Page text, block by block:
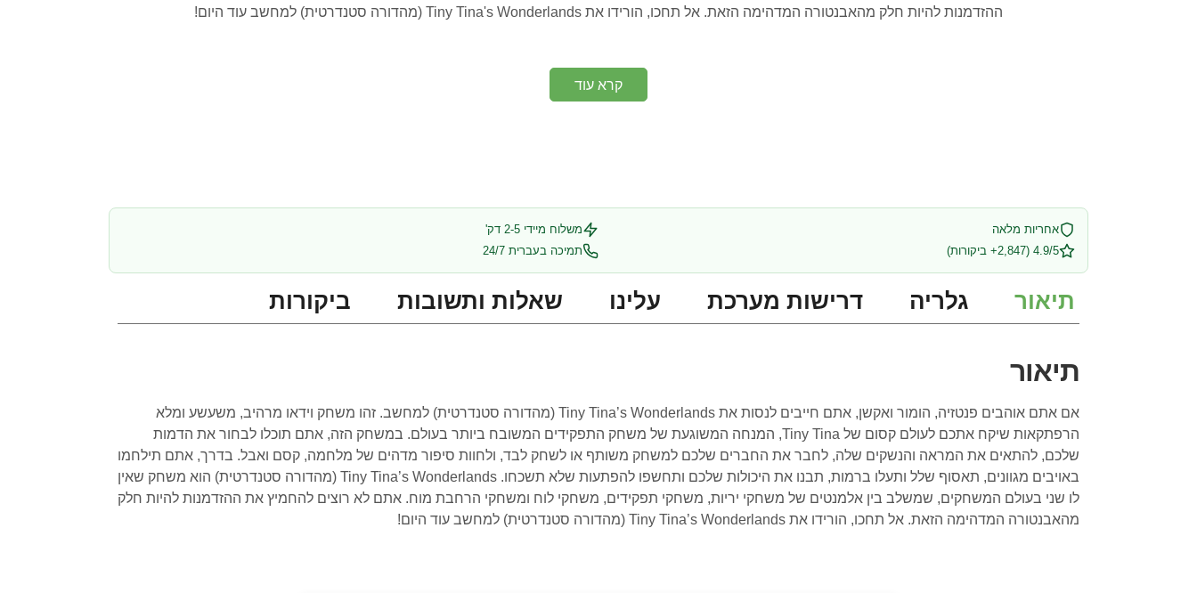
ההזדמנות להיות חלק מהאבנטורה המדהימה הזאת. אל תחכו, הורידו את Tiny Tina's Wonderlands (מהדורה סטנדרטית) למחשב עוד היום!
קרא עוד
אחריות מלאה
משלוח מיידי 2-5 דק'
4.9/5 (2,847+ ביקורות)
תמיכה בעברית 24/7
תיאור גלריה דרישות מערכת עלינו שאלות ותשובות ביקורות
תיאור
אם אתם אוהבים פנטזיה, הומור ואקשן, אתם חייבים לנסות את Tiny Tina’s Wonderlands (מהדורה סטנדרטית) למחשב. זהו משחק וידאו מרהיב, משעשע ומלא
הרפתקאות שיקח אתכם לעולם קסום של Tiny Tina, המנחה המשוגעת של משחק התפקידים המשובח ביותר בעולם. במשחק הזה, אתם תוכלו לבחור את הדמות
שלכם, להתאים את המראה והנשקים שלה, לחבר את החברים שלכם למשחק משותף או לשחק לבד, ולחוות סיפור מדהים של מלחמה, קסם ואבל. בדרך, אתם תילחמו
באויבים מגוונים, תאסוף שלל ותעלו ברמות, תבנו את היכולות שלכם ותחשפו להפתעות שלא תשכחו. Tiny Tina’s Wonderlands (מהדורה סטנדרטית) הוא משחק שאין
לו שני בעולם המשחקים, שמשלב בין אלמנטים של משחקי יריות, משחקי תפקידים, משחקי לוח ומשחקי הרחבת מוח. אתם לא רוצים להחמיץ את ההזדמנות להיות חלק
מהאבנטורה המדהימה הזאת. אל תחכו, הורידו את Tiny Tina’s Wonderlands (מהדורה סטנדרטית) למחשב עוד היום!